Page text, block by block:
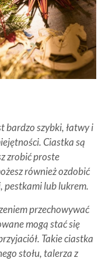
bardzo szybki, łatwy i
Ciastka są
zrobić proste
również ozdobić
pestkami lub lukrem.
przechowywać
mogą stać się
Takie ciastka
stołu, talerza z